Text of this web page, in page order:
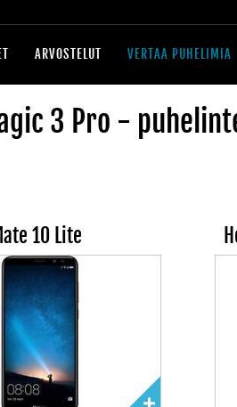
ARVOSTELUT VERTAA PUHELIMIA
3 Pro -
10 Lite